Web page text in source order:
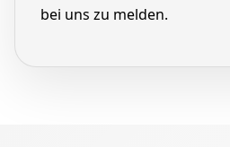
bei uns zu melden.